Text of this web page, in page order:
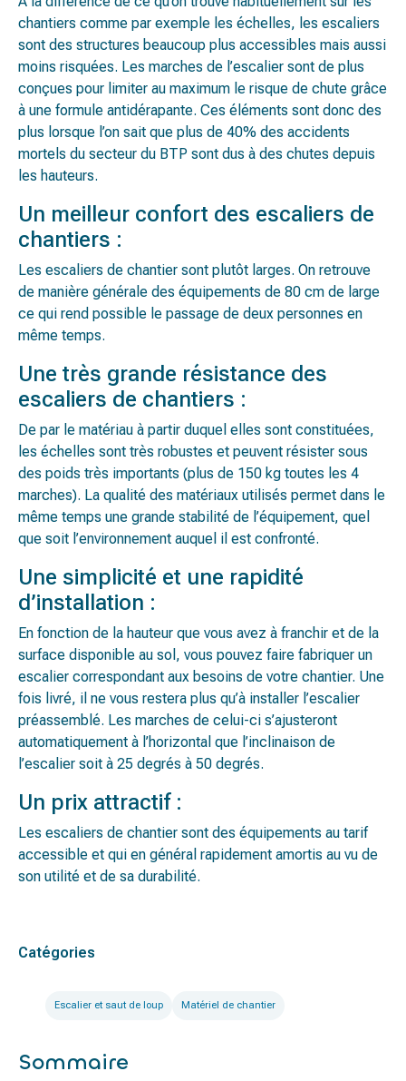
chantiers comme par exemple les échelles, les escaliers
sont des structures beaucoup plus accessibles mais aussi
moins risquées. Les marches de l’escalier sont de plus
conçues pour limiter au maximum le risque de chute grâce
à une formule antidérapante. Ces éléments sont donc des
plus lorsque l’on sait que plus de 40% des accidents
mortels du secteur du BTP sont dus à des chutes depuis
les hauteurs.
Un meilleur confort des escaliers de
chantiers :
Les escaliers de chantier sont plutôt larges. On retrouve
de manière générale des équipements de 80 cm de large
ce qui rend possible le passage de deux personnes en
même temps.
Une très grande résistance des
escaliers de chantiers :
De par le matériau à partir duquel elles sont constituées,
les échelles sont très robustes et peuvent résister sous
des poids très importants (plus de 150 kg toutes les 4
marches). La qualité des matériaux utilisés permet dans le
même temps une grande stabilité de l’équipement, quel
que soit l’environnement auquel il est confronté.
Une simplicité et une rapidité
d’installation :
En fonction de la hauteur que vous avez à franchir et de la
surface disponible au sol, vous pouvez faire fabriquer un
escalier correspondant aux besoins de votre chantier. Une
fois livré, il ne vous restera plus qu’à installer l’escalier
préassemblé. Les marches de celui-ci s’ajusteront
automatiquement à l’horizontal que l’inclinaison de
l’escalier soit à 25 degrés à 50 degrés.
Un prix attractif :
Les escaliers de chantier sont des équipements au tarif
accessible et qui en général rapidement amortis au vu de
son utilité et de sa durabilité.
Catégories
Escalier et saut de loup Matériel de chantier
Sommaire